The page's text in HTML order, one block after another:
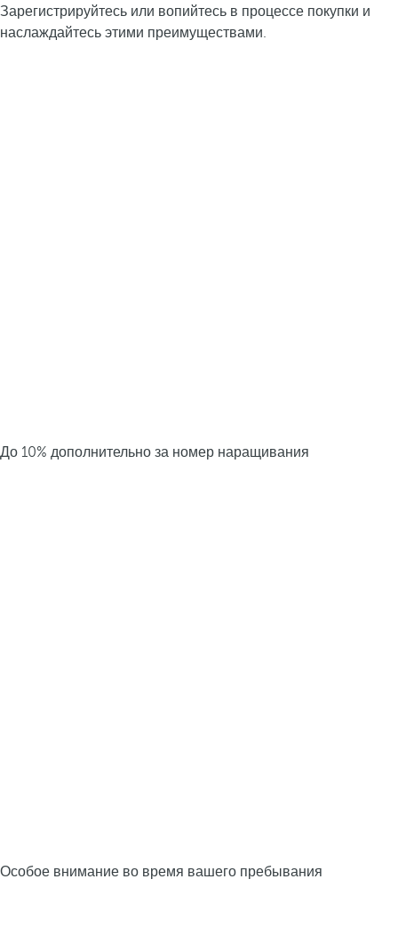
Зарегистрируйтесь или вопийтесь в процессе покупки и
наслаждайтесь этими преимуществами.
До 10% дополнительно за номер наращивания
Особое внимание во время вашего пребывания